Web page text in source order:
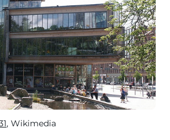
, Wikimedia